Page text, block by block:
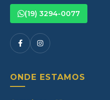
(19) 3294-0077
ONDE ESTAMOS